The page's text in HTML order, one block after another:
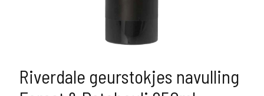
Riverdale geurstokjes navulling